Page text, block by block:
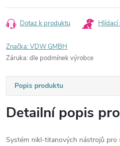
Dotaz k produktu Hlídací
Značka:VDW GMBH
Záruka: dle podmínek výrobce
Popis produktu
Detailní popis
Systém nikl-titanových nástrojů pro